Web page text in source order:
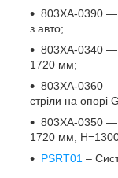
803XA-0390 —
з авто;
803XA-0340 —
1720 мм;
803XA-0360 —
стріли на опорі
803XA-0350 —
1720 мм,
PSRT01 –